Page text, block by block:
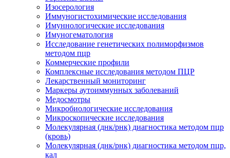
Изосерология
Иммуногистохимические исследования
Имуннологические исследования
Имуногематология
Исследование генетических полиморфизмов
методом пцр
Коммерческие профили
Комплексные исследования методом ПЦР
Лекарственный мониторинг
Маркеры аутоиммунных заболеваний
Медосмотры
Микробиологические исследования
Микроскопические исследования
Молекулярная (днк/рнк) диагностика методом пцр
(кровь)
Молекулярная (днк/рнк) диагностика методом пцр,
кал